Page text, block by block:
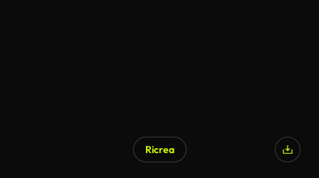
Ricrea